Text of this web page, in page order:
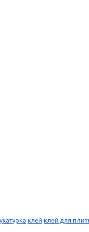
клей клей для